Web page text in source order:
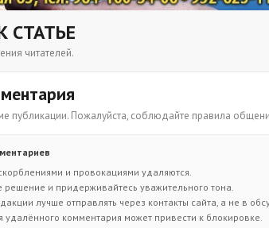
СТАТЬЕ
читателей.
публикации. Пожалуйста, соблюдайте правила
и провокациями удаляются.
решение и придерживайтесь уважительного тона.
лучше отправлять через контакты сайта, а не в
удалённого комментария может привести к блокировке.